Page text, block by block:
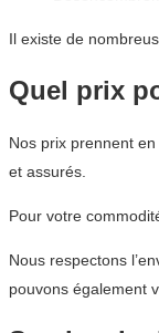
Il existe de
Quel prix
Nos prix prennent
et assurés.
Pour votre
Nous respectons
pouvons également